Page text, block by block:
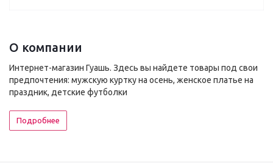
О компании
Интернет-магазин Гуашь. Здесь вы найдете товары под свои
предпочтения: мужскую куртку на осень, женское платье на
праздник, детские футболки
Подробнее